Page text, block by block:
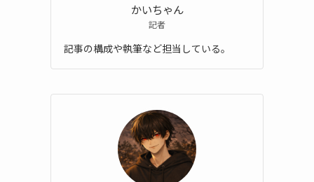
かいちゃん
記者
記事の構成や執筆など担当している。